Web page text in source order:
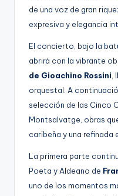
de una voz de gran
expresiva y elegancia
El concierto, bajo la
abrirá con la vibrante
de Gioachino Rossini
orquestal. A
selección de las Cinco
Montsalvatge, obras
caribeña y una refinada
La primera parte
Poeta y Aldeano de
uno de los momentos